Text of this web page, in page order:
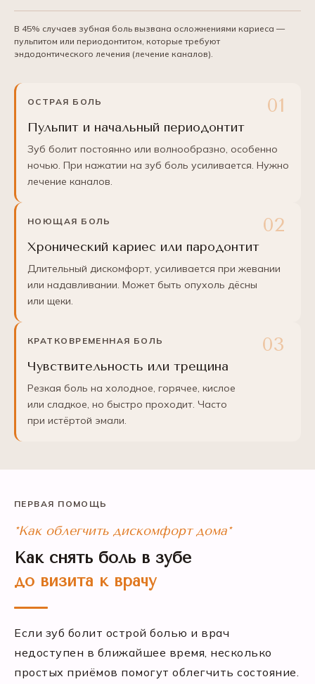
В 45% случаев зубная боль вызвана осложнениями кариеса —
пульпитом или периодонтитом, которые требуют
эндодонтического лечения (лечение каналов).
ОСТРАЯ БОЛЬ
Пульпит и начальный периодонтит
Зуб болит постоянно или волнообразно, особенно
ночью. При нажатии на зуб боль усиливается. Нужно
лечение каналов.
НОЮЩАЯ БОЛЬ
Хронический кариес или пародонтит
Длительный дискомфорт, усиливается при жевании
или надавливании. Может быть опухоль дёсны
или щеки.
КРАТКОВРЕМЕННАЯ БОЛЬ
Чувствительность или трещина
Резкая боль на холодное, горячее, кислое
или сладкое, но быстро проходит. Часто
при истёртой эмали.
ПЕРВАЯ ПОМОЩЬ
*Как облегчить дискомфорт дома*
Как снять боль в зубе
до визита к врачу
Если зуб болит острой болью и врач
недоступен в ближайшее время, несколько
простых приёмов помогут облегчить состояние.